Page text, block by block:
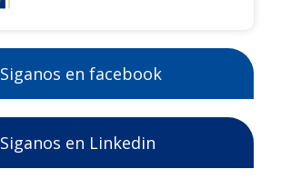
Siganos en facebook
Siganos en Linkedin